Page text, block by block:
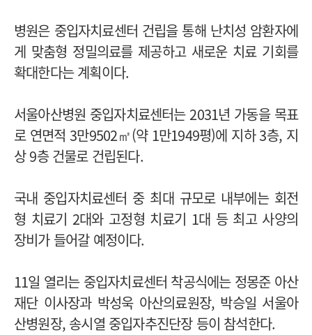
병원은 중입자치료센터 건립을 통해 난치성 암환자에
게 맞춤형 정밀의료를 제공하고 새로운 치료 기회를
확대한다는 계획이다.
서울아산병원 중입자치료센터는 2031년 가동을 목표
로 연면적 3만9502㎡(약 1만1949평)에 지하 3층, 지
상 9층 건물로 건립된다.
국내 중입자치료센터 중 최대 규모로 내부에는 회전
형 치료기 2대와 고정형 치료기 1대 등 최고 사양의
장비가 들어갈 예정이다.
11일 열리는 중입자치료센터 착공식에는 정몽준 아산
재단 이사장과 박성욱 아산의료원장, 박승일 서울아
산병원장, 송시열 중입자추진단장 등이 참석한다.